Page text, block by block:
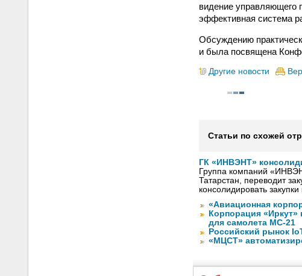
видение управляющего
эффективная система
Обсуждению
и была посвящена
Другие новости
Статьи по схожей
ГК «ИНВЭНТ»
Группа компаний
Татарстан, переводит
консолидировать
«Авиационная
Корпорация
для самолета МС-21
Российский рынок
«МЦСТ»